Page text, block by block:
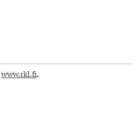
www.rkl.fi.